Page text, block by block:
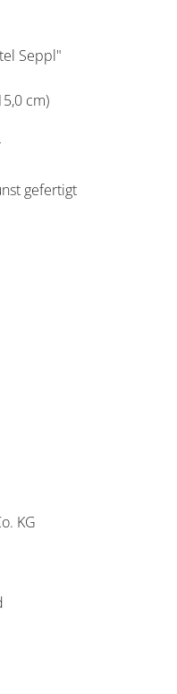
Seppl"
cm)
gefertigt
KG